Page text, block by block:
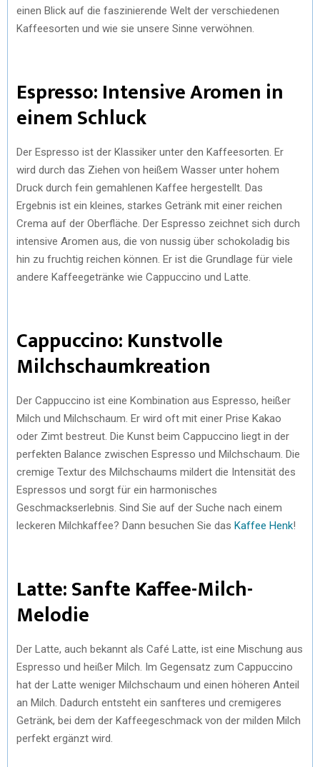
einen Blick auf die faszinierende Welt der verschiedenen
Kaffeesorten und wie sie unsere Sinne verwöhnen.
Espresso: Intensive Aromen in
einem Schluck
Der Espresso ist der Klassiker unter den Kaffeesorten. Er
wird durch das Ziehen von heißem Wasser unter hohem
Druck durch fein gemahlenen Kaffee hergestellt. Das
Ergebnis ist ein kleines, starkes Getränk mit einer reichen
Crema auf der Oberfläche. Der Espresso zeichnet sich durch
intensive Aromen aus, die von nussig über schokoladig bis
hin zu fruchtig reichen können. Er ist die Grundlage für viele
andere Kaffeegetränke wie Cappuccino und Latte.
Cappuccino: Kunstvolle
Milchschaumkreation
Der Cappuccino ist eine Kombination aus Espresso, heißer
Milch und Milchschaum. Er wird oft mit einer Prise Kakao
oder Zimt bestreut. Die Kunst beim Cappuccino liegt in der
perfekten Balance zwischen Espresso und Milchschaum. Die
cremige Textur des Milchschaums mildert die Intensität des
Espressos und sorgt für ein harmonisches
Geschmackserlebnis. Sind Sie auf der Suche nach einem
leckeren Milchkaffee? Dann besuchen Sie das Kaffee Henk!
Latte: Sanfte Kaffee-Milch-
Melodie
Der Latte, auch bekannt als Café Latte, ist eine Mischung aus
Espresso und heißer Milch. Im Gegensatz zum Cappuccino
hat der Latte weniger Milchschaum und einen höheren Anteil
an Milch. Dadurch entsteht ein sanfteres und cremigeres
Getränk, bei dem der Kaffeegeschmack von der milden Milch
perfekt ergänzt wird.